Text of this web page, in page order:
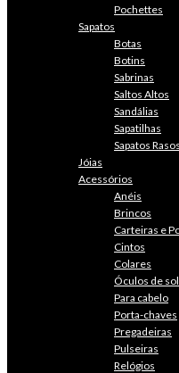
Pochettes
Sapatos
Botas
Botins
Sabrinas
Saltos Altos
Sandálias
Sapatilhas
Sapatos Rasos
Jóias
Acessórios
Anéis
Brincos
Carteiras e
Cintos
Colares
Óculos de sol
Para cabelo
Porta-chaves
Pregadeiras
Pulseiras
Relógios